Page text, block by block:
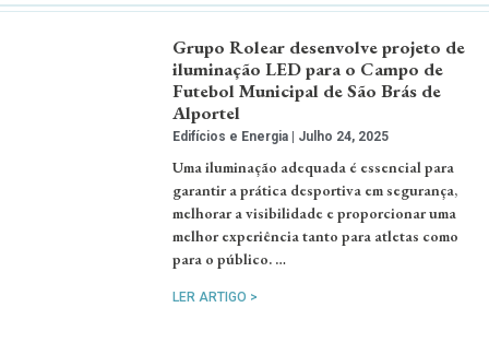
Grupo Rolear desenvolve projeto de
iluminação LED para o Campo de
Futebol Municipal de São Brás de
Alportel
Edifícios e Energia Julho 24, 2025
Uma iluminação adequada é essencial para
garantir a prática desportiva em segurança,
melhorar a visibilidade e proporcionar uma
melhor experiência tanto para atletas como
para o público. …
LER ARTIGO >